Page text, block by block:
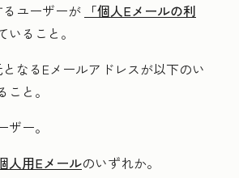
ユーザーが 「個人Eメールの利
いること。
なるEメールアドレスが以下のい
と。
ー。
人用Eメールのいずれか。